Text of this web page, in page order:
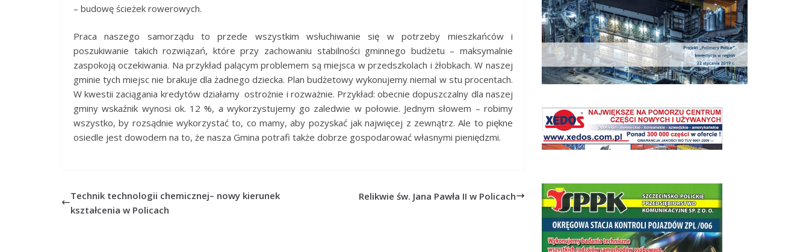
– budowę ścieżek rowerowych.
Praca naszego samorządu to przede wszystkim wsłuchiwanie się w potrzeby mieszkańców i
poszukiwanie takich rozwiązań, które przy zachowaniu stabilności gminnego budżetu – maksymalnie
zaspokoją oczekiwania. Na przykład palącym problemem są miejsca w przedszkolach i żłobkach. W naszej
gminie tych miejsc nie brakuje dla żadnego dziecka. Plan budżetowy wykonujemy niemal w stu procentach.
W kwestii zaciągania kredytów działamy ostrożnie i rozważnie. Przykład: obecnie dopuszczalny dla naszej
gminy wskaźnik wynosi ok. 12 %, a wykorzystujemy go zaledwie w połowie. Jednym słowem – robimy
wszystko, by rozsądnie wykorzystać to, co mamy, aby pozyskać jak najwięcej z zewnątrz. Ale to piękne
osiedle jest dowodem na to, że nasza Gmina potrafi także dobrze gospodarować własnymi pieniędzmi.
Technik technologii chemicznej– nowy kierunek
kształcenia w Policach
Relikwie św. Jana Pawła II w Policach